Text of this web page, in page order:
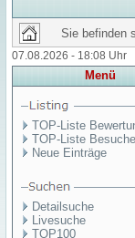
Sie befinden
07.08.2026 - 18:08 Uhr
Menü
TOP-Liste
TOP-Liste
Neue Einträge
Detailsuche
Livesuche
TOP100